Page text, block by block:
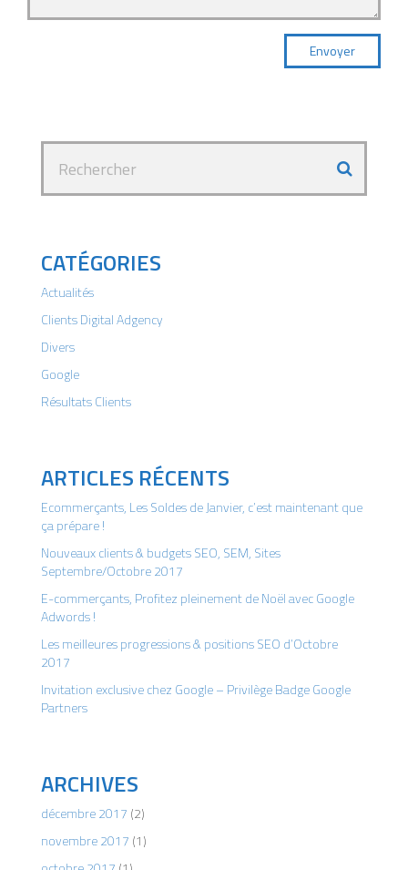
Envoyer
CATÉGORIES
Actualités
Clients Digital Adgency
Divers
Google
Résultats Clients
ARTICLES RÉCENTS
Ecommerçants, Les Soldes de Janvier, c’est maintenant que
ça prépare !
Nouveaux clients & budgets SEO, SEM, Sites
Septembre/Octobre 2017
E-commerçants, Profitez pleinement de Noël avec Google
Adwords !
Les meilleures progressions & positions SEO d’Octobre
2017
Invitation exclusive chez Google – Privilège Badge Google
Partners
ARCHIVES
décembre 2017 (2)
novembre 2017 (1)